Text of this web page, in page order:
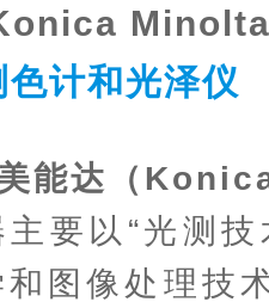
色计和光泽仪
能达（
要以“光测
图像处理技